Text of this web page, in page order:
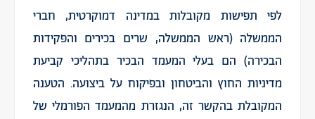
לפי תפישות מקובלות במדינה דמוקרטית, חברי
הממשלה (ראש הממשלה, שרים בכירים והפקידות
הבכירה) הם בעלי המעמד הבכיר בתהליכי קביעת
מדיניות החוץ והביטחון ובפיקוח על ביצועה. הטענה
המקובלת בהקשר זה, הנגזרת מהמעמד הפורמלי של